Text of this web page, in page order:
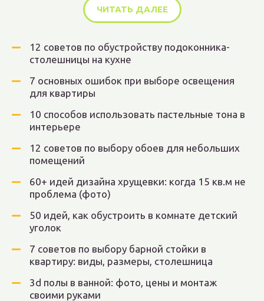
ЧИТАТЬ ДАЛЕЕ
12 советов по обустройству подоконника-
столешницы на кухне
7 основных ошибок при выборе освещения
для квартиры
10 способов использовать пастельные тона в
интерьере
12 советов по выбору обоев для небольших
помещений
60+ идей дизайна хрущевки: когда 15 кв.м не
проблема (фото)
50 идей, как обустроить в комнате детский
уголок
7 советов по выбору барной стойки в
квартиру: виды, размеры, столешница
3d полы в ванной: фото, цены и монтаж
своими руками